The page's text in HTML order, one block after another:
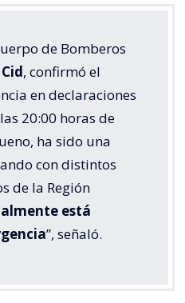
de Bomberos
, confirmó el
en declaraciones
20:00 horas de
ha sido una
con distintos
de la Región
está
”, señaló.